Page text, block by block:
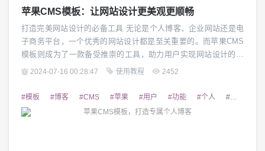
苹果CMS模板：让网站设计更美观更顺畅
打造完美网站设计的必备工具 无论是个人博客、企业网站还是电
子商务平台，一个优秀的网站设计都是至关重要的。而苹果CMS
模板则成为了一款备受推崇的工具，助力用户实现网站设计的美
观与顺畅。本文将详细介绍苹果CMS模板的特点与功能，以及它
CMS模板提供了丰富的定制化选项，用户可以根据自己的需求和
喜好进行各种网站元素的调整。无论...
2024-07-16 00:28:47 使用教程 2452
#模板 #博客 #CMS #苹果 #用户 #功能 #个人 #适配